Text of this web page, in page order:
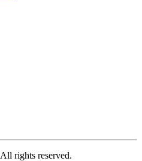
All rights reserved.